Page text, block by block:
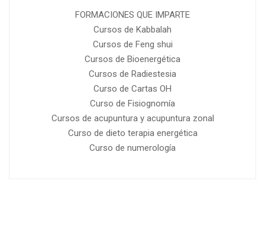
FORMACIONES QUE IMPARTE
Cursos de Kabbalah
Cursos de Feng shui
Cursos de Bioenergética
Cursos de Radiestesia
Curso de Cartas OH
Curso de Fisiognomía
Cursos de acupuntura y acupuntura zonal
Curso de dieto terapia energética
Curso de numerología